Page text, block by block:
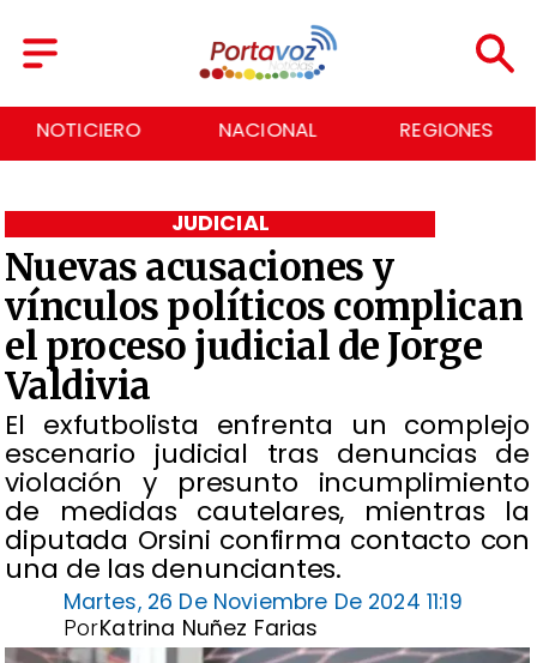
NOTICIERO NACIONAL REGIONES
Nuevas acusaciones y
vínculos políticos complican
el proceso judicial de Jorge
Valdivia
El exfutbolista enfrenta un complejo
escenario judicial tras denuncias de
violación y presunto incumplimiento
de medidas cautelares, mientras la
diputada Orsini confirma contacto con
una de las denunciantes.
JUDICIAL
Martes, 26 De Noviembre De 2024 11:19
Katrina Nuñez Farias
Por